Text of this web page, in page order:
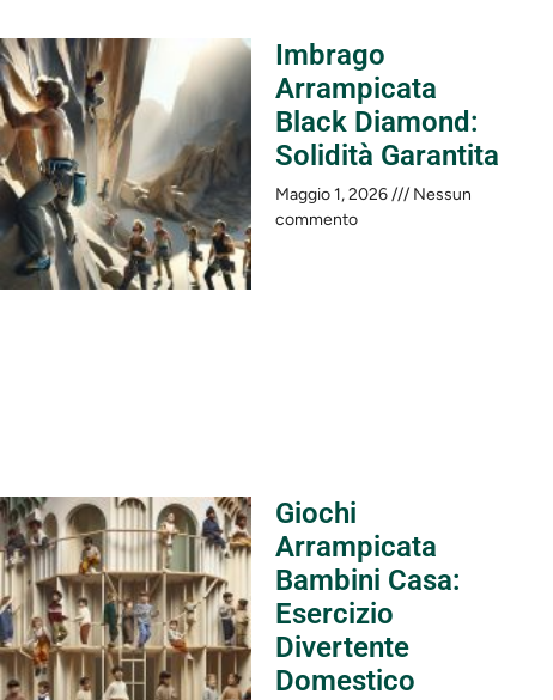
Imbrago
Arrampicata
Black Diamond:
Solidità Garantita
Maggio 1, 2026
Nessun
commento
Giochi
Arrampicata
Bambini Casa:
Esercizio
Divertente
Domestico